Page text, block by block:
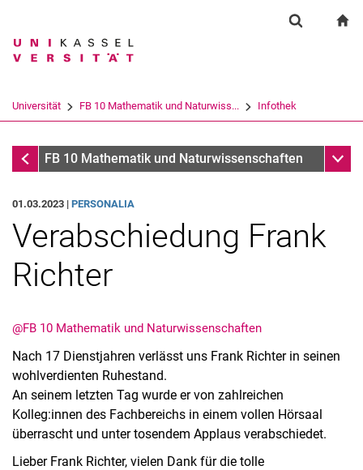
Springe direkt zu: Inhalt
Springe direkt zu: Suche
Springe direkt zu:
Suchbegriff
Suchen (öffnet externen Link in einem
Universität FB 10 Mathematik und Naturwiss... Infothek
InfothekFB 10 Mathematik und Naturwissenschaften
01.03.2023 | PERSONALIA
Verabschiedung Frank
Richter
@FB 10 Mathematik und Naturwissenschaften
Nach 17 Dienstjahren verlässt uns Frank Richter in seinen
wohlverdienten Ruhestand.
An seinem letzten Tag wurde er von zahlreichen
Kolleg:innen des Fachbereichs in einem vollen Hörsaal
überrascht und unter tosendem Applaus verabschiedet.
Lieber Frank Richter, vielen Dank für die tolle